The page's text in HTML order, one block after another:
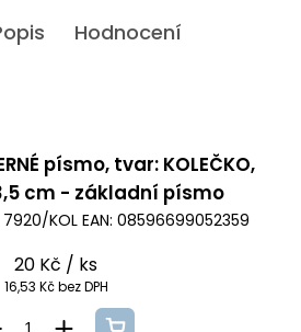
Hodnocení
písmo, tvar: KOLEČKO,
cm - základní písmo
7920/KOL EAN: 08596699052359
20 Kč / ks
16,53 Kč bez DPH